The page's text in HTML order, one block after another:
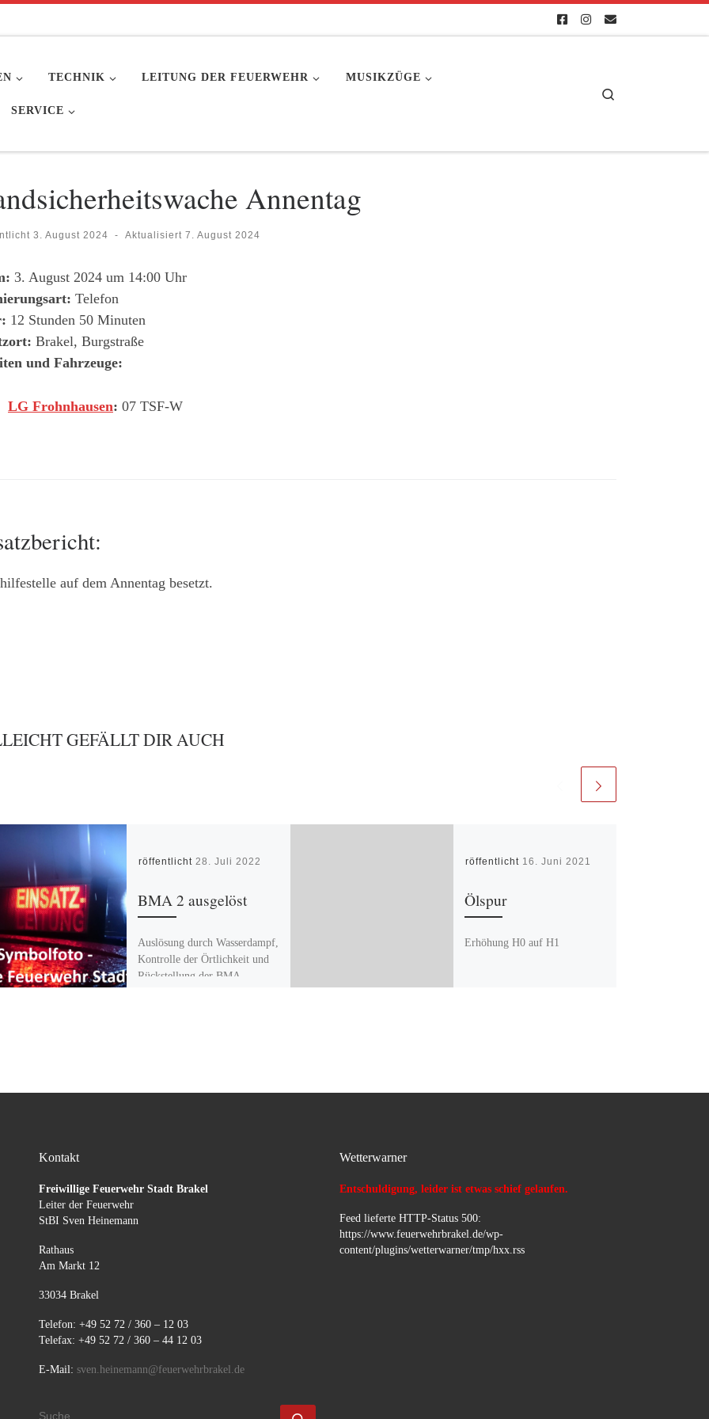
TECHNIK LEITUNG DER FEUERWEHR MUSIKZÜGE
SERVICE
Annentag
3. August 2024 - Aktualisiert 7. August 2024
3. August 2024 um 14:00 Uhr
Telefon
12 Stunden 50 Minuten
Brakel, Burgstraße
und Fahrzeuge:
LG Frohnhausen: 07 TSF-W
auf dem Annentag besetzt.
GEFÄLLT DIR AUCH
Veröffentlicht28. Juli 2022
BMA 2 ausgelöst
Auslösung durch Wasserdampf,
Kontrolle der Örtlichkeit und
Rückstellung der BMA.
Veröffentlicht 16. Juni 2021
Ölspur
Erhöhung H0 auf H1
Kontakt
Freiwillige Feuerwehr Stadt Brakel
Leiter der Feuerwehr
StBI Sven Heinemann
Rathaus
Am Markt 12
33034 Brakel
Telefon: +49 52 72 / 360 – 12 03
Telefax: +49 52 72 / 360 – 44 12 03
E-Mail: sven.heinemann@feuerwehrbrakel.de
SUCHE
Wetterwarner
Entschuldigung, leider ist etwas schief gelaufen.
Feed lieferte HTTP-Status 500:
https://www.feuerwehrbrakel.de/wp-
content/plugins/wetterwarner/tmp/hxx.rss